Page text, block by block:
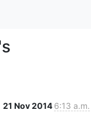
21 Nov 2014 6:13 a.m.